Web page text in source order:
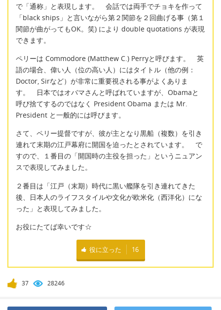
で「通称」と表現します。 会話では両手でチョキを作って
「black ships」と言いながら第２関節を２回曲げる事（第１
関節が曲がってもOK。笑) により double quotations が表現
できます。
ペリーは Commodore (Matthew C.) Perryと呼びます。 英
語の場合、偉い人（位の高い人）にはタイトル（他の例：
Doctor, Sirなど）が非常に重要視される事がよくありま
す。 日本ではオバマさんと呼ばれていますが、Obamaと
呼び捨てするのではなく President Obama または Mr.
President と一般的には呼びます。
さて、ペリー提督ですが、彼が主となり黒船（複数）を引き
連れて末期の江戸幕府に開国を迫ったとされています。 で
すので、１番目の「開国時の主役を担った」というニュアン
スで表現してみました。
２番目は「江戸（末期）時代に黒い艦隊を引き連れてきた
後、日本人のライフスタイルや文化が欧米化（西洋化）にな
った」と表現してみました。
お役にたてば幸いです☆
役に立った 16
37 28246